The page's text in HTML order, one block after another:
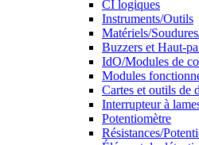
CI logiques
Instruments/Outils
Matériels/
Buzzers et Haut-
IdO/Modules de
Modules
Cartes et outils de
Interrupteur à
Potentiomètre
Résistances/